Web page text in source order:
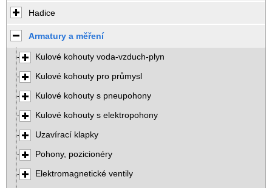
Hadice
Armatury a měření
Kulové kohouty voda-vzduch-plyn
Kulové kohouty pro průmysl
Kulové kohouty s pneupohony
Kulové kohouty s elektropohony
Uzavírací klapky
Pohony, pozicionéry
Elektromagnetické ventily